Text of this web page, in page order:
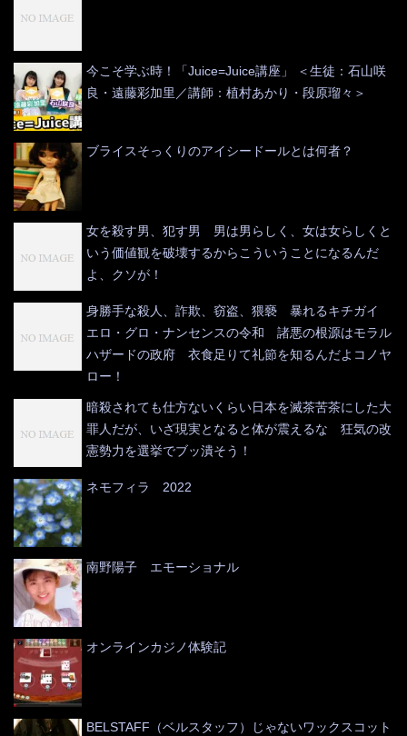
今こそ学ぶ時！「Juice=Juice講座」 ＜生徒：石山咲
良・遠藤彩加里／講師：植村あかり・段原瑠々＞
ブライスそっくりのアイシードールとは何者？
女を殺す男、犯す男 男は男らしく、女は女らしくと
いう価値観を破壊するからこういうことになるんだ
よ、クソが！
身勝手な殺人、詐欺、窃盗、猥褻 暴れるキチガイ
エロ・グロ・ナンセンスの令和 諸悪の根源はモラル
ハザードの政府 衣食足りて礼節を知るんだよコノヤ
ロー！
暗殺されても仕方ないくらい日本を滅茶苦茶にした大
罪人だが、いざ現実となると体が震えるな 狂気の改
憲勢力を選挙でブッ潰そう！
ネモフィラ 2022
南野陽子 エモーショナル
オンラインカジノ体験記
BELSTAFF（ベルスタッフ）じゃないワックスコット